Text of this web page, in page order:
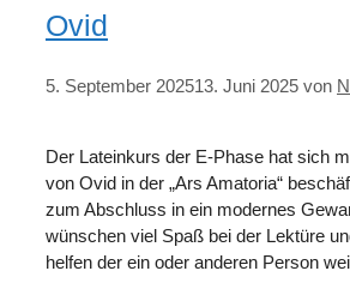
Ovid
5. September 202513. Juni 2025 von
Der Lateinkurs der E-Phase hat sich
von Ovid in der „Ars Amatoria“
zum Abschluss in ein modernes
wünschen viel Spaß bei der Lektüre
helfen der ein oder anderen Person